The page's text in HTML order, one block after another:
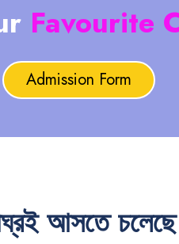
Favourite
Admission Form
আসতে চলেছে